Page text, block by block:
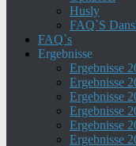
Husly
FAQ`S
FAQ`s
Ergebnisse
Ergebnisse
Ergebnisse
Ergebnisse
Ergebnisse
Ergebnisse
Ergebnisse